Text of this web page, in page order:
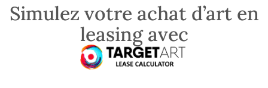
Simulez votre achat d’art en
leasing avec